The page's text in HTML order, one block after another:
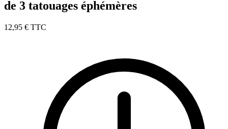
de 3 tatouages éphémères
12,95 € TTC